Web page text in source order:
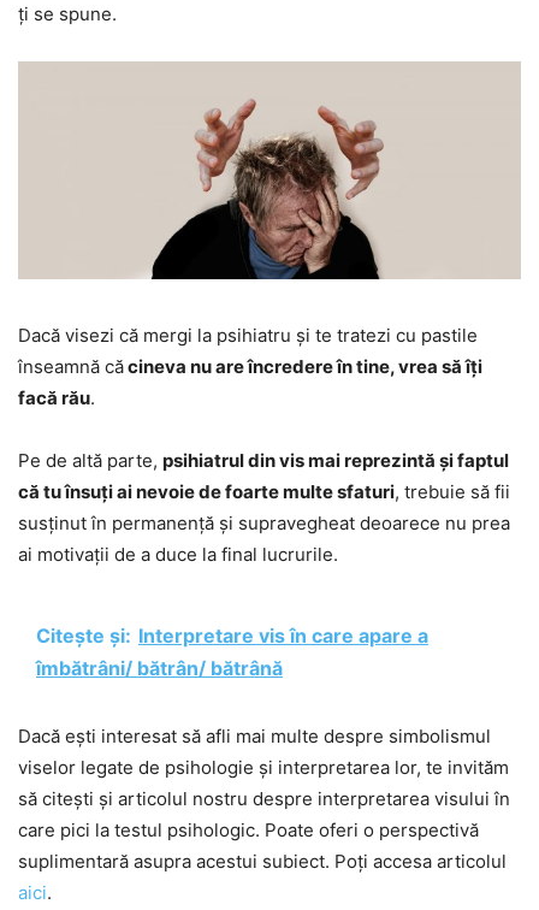
ți se spune.
Dacă visezi că mergi la psihiatru și te tratezi cu pastile
înseamnă căcineva nu are încredere în tine, vrea să îți
facă rău.
Pe de altă parte, psihiatrul din vis mai reprezintă și faptul
că tu însuți ai nevoie de foarte multe sfaturi, trebuie să fii
susținut în permanență și supravegheat deoarece nu prea
ai motivații de a duce la final lucrurile.
Citește și: Interpretare vis în care apare a
îmbătrâni/ bătrân/ bătrână
Dacă ești interesat să afli mai multe despre simbolismul
viselor legate de psihologie și interpretarea lor, te invităm
să citești și articolul nostru despre interpretarea visului în
care pici la testul psihologic. Poate oferi o perspectivă
suplimentară asupra acestui subiect. Poți accesa articolul
aici.